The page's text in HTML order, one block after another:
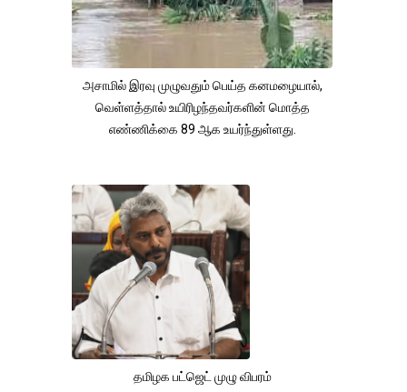
அசாமில் இரவு முழுவதும் பெய்த கனமழையால்,
வெள்ளத்தால் உயிரிழந்தவர்களின் மொத்த
எண்ணிக்கை 89 ஆக உயர்ந்துள்ளது.
தமிழக பட்ஜெட் முழு விபரம்